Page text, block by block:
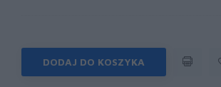
DODAJ DO KOSZYKA